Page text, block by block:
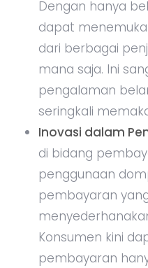
Dengan hanya
dapat
dari berbagai
mana saja. Ini
pengalaman
seringkali
Inovasi dalam
di bidang
penggunaan
pembayaran
Konsumen kini
pembayaran